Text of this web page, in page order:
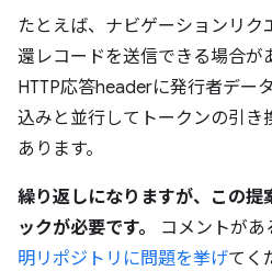
たとえば、ナビゲーションリク
還レコードを送信できる場合が
HTTP応答headerに発行者デー
込みと並行してトークンの引き
あります。
繰り返しになりますが、この提
ックが必要です。
コメントが
明リポジトリに問題を挙げてく